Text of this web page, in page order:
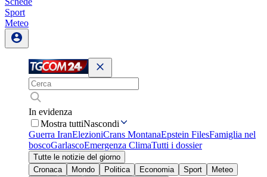
Sport
Meteo
In evidenza
Mostra tuttiNascondi
Guerra IranElezioniCrans MontanaEpstein FilesFamiglia nel
boscoGarlascoEmergenza ClimaTutti i dossier
Tutte le notizie del giorno
Cronaca
Mondo Politica Economia Sport
Meteo